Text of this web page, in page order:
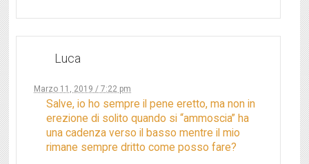
Luca
Marzo 11, 2019 / 7:22 pm
Salve, io ho sempre il pene eretto, ma non in
erezione di solito quando si “ammoscia” ha
una cadenza verso il basso mentre il mio
rimane sempre dritto come posso fare?